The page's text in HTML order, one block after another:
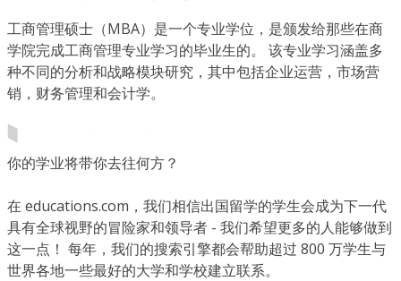
工商管理硕士（MBA）是一个专业学位，是颁发给那些在商
学院完成工商管理专业学习的毕业生的。 该专业学习涵盖多
种不同的分析和战略模块研究，其中包括企业运营，市场营
销，财务管理和会计学。
你的学业将带你去往何方？
在 educations.com，我们相信出国留学的学生会成为下一代
具有全球视野的冒险家和领导者 - 我们希望更多的人能够做到
这一点！ 每年，我们的搜索引擎都会帮助超过 800 万学生与
世界各地一些最好的大学和学校建立联系。